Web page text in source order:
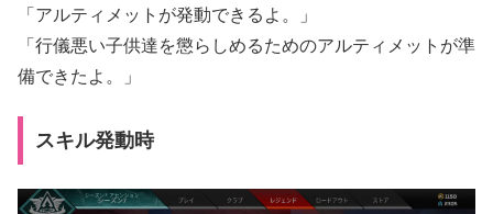
「アルティメットが発動できるよ。」
「行儀悪い子供達を懲らしめるためのアルティメットが準
備できたよ。」
スキル発動時